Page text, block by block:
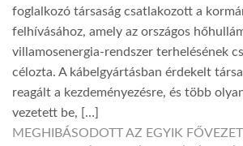
foglalkozó társaság csatlakozott a
felhívásához, amely az országos
villamosenergia-rendszer terhelésének
célozta. A kábelgyártásban érdekelt
reagált a kezdeményezésre, és több
vezetett be, […]
MEGHIBÁSODOTT AZ EGYIK